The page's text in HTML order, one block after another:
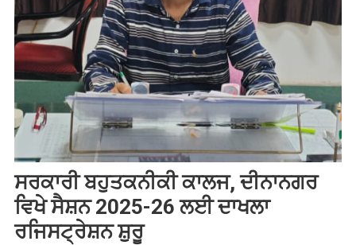
ਸਰਕਾਰੀ ਬਹੁਤਕਨੀਕੀ ਕਾਲਜ, ਦੀਨਾਨਗਰ
ਵਿਖੇ ਸੈਸ਼ਨ 2025-26 ਲਈ ਦਾਖਲਾ
ਰਜਿਸਟ੍ਰੇਸ਼ਨ ਸ਼ੁਰੂ